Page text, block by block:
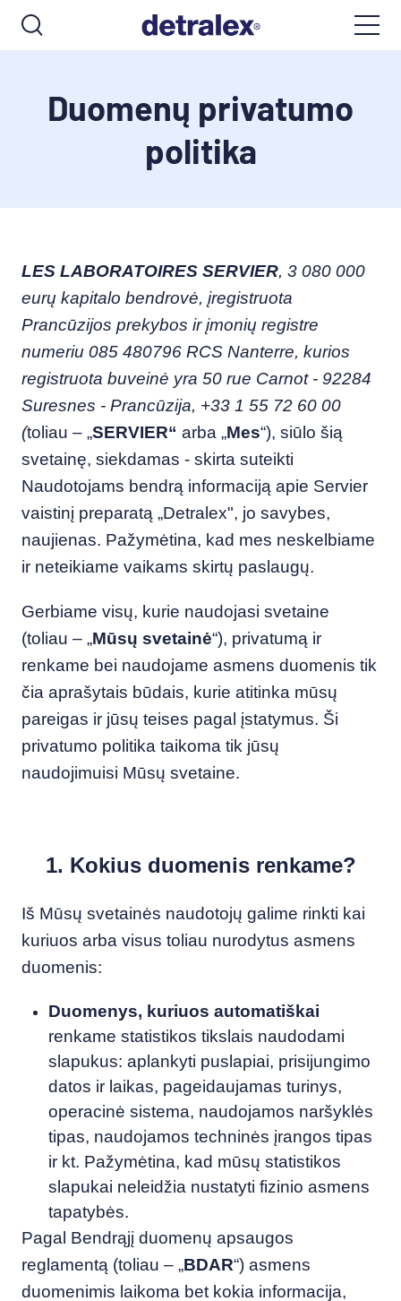
Duomenų privatumo
politika
LES LABORATOIRES SERVIER, 3 080 000
eurų kapitalo bendrovė, įregistruota
Prancūzijos prekybos ir įmonių registre
numeriu 085 480796 RCS Nanterre, kurios
registruota buveinė yra 50 rue Carnot - 92284
Suresnes - Prancūzija, +33 1 55 72 60 00
(toliau – „SERVIER“ arba „Mes“), siūlo šią
svetainę, siekdamas - skirta suteikti
Naudotojams bendrą informaciją apie Servier
vaistinį preparatą „Detralex", jo savybes,
naujienas. Pažymėtina, kad mes neskelbiame
ir neteikiame vaikams skirtų paslaugų.
Gerbiame visų, kurie naudojasi svetaine
(toliau – „Mūsų svetainė“), privatumą ir
renkame bei naudojame asmens duomenis tik
čia aprašytais būdais, kurie atitinka mūsų
pareigas ir jūsų teises pagal įstatymus. Ši
privatumo politika taikoma tik jūsų
naudojimuisi Mūsų svetaine.
1. Kokius duomenis renkame?
Iš Mūsų svetainės naudotojų galime rinkti kai
kuriuos arba visus toliau nurodytus asmens
duomenis:
Duomenys, kuriuos automatiškai
renkame statistikos tikslais naudodami
slapukus: aplankyti puslapiai, prisijungimo
datos ir laikas, pageidaujamas turinys,
operacinė sistema, naudojamos naršyklės
tipas, naudojamos techninės įrangos tipas
ir kt. Pažymėtina, kad mūsų statistikos
slapukai neleidžia nustatyti fizinio asmens
tapatybės.
Pagal Bendrąjį duomenų apsaugos
reglamentą (toliau – „BDAR“) asmens
duomenimis laikoma bet kokia informacija,